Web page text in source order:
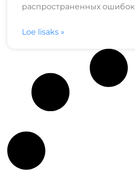
распространенных ошибок
Loe lisaks »